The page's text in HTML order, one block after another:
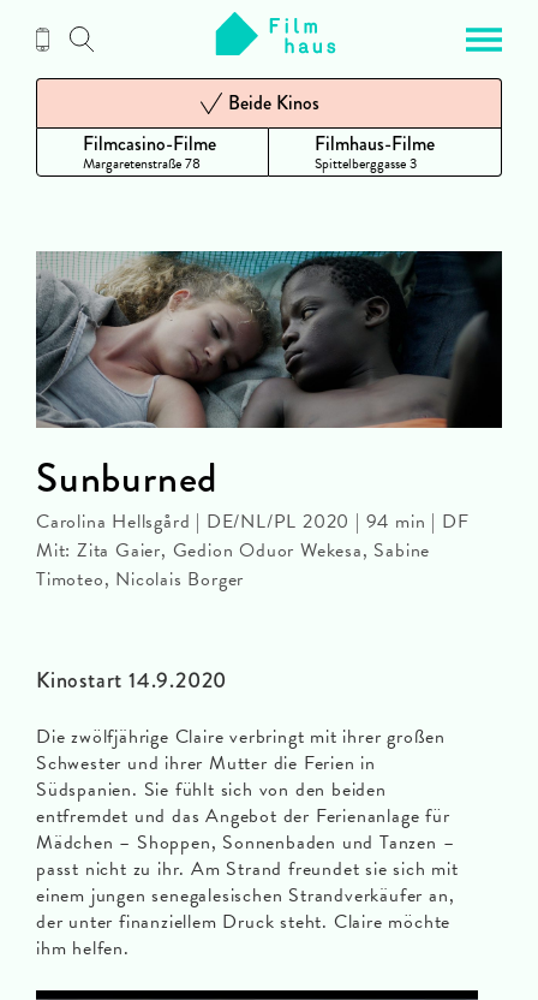
Inhalt
Filmcasino-Filme
Margaretenstraße 78
Beide Kinos
Filmhaus-Filme
Spittelberggasse 3
Kinostart 14.9.2020
Die zwölfjährige Claire verbringt mit ihrer großen
Schwester und ihrer Mutter die Ferien in
Südspanien. Sie fühlt sich von den beiden
entfremdet und das Angebot der Ferienanlage für
Mädchen – Shoppen, Sonnenbaden und Tanzen –
passt nicht zu ihr. Am Strand freundet sie sich mit
einem jungen senegalesischen Strandverkäufer an,
der unter finanziellem Druck steht. Claire möchte
ihm helfen.
Sunburned
Carolina Hellsgård | DE/NL/PL 2020 | 94 min | DF
Mit: Zita Gaier, Gedion Oduor Wekesa, Sabine
Timoteo, Nicolais Borger